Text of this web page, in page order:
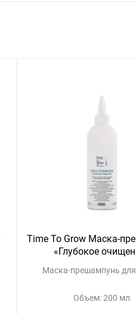
Time To Grow Маска-
«Глубокое
Маска-прешампунь
Объем: 200 мл